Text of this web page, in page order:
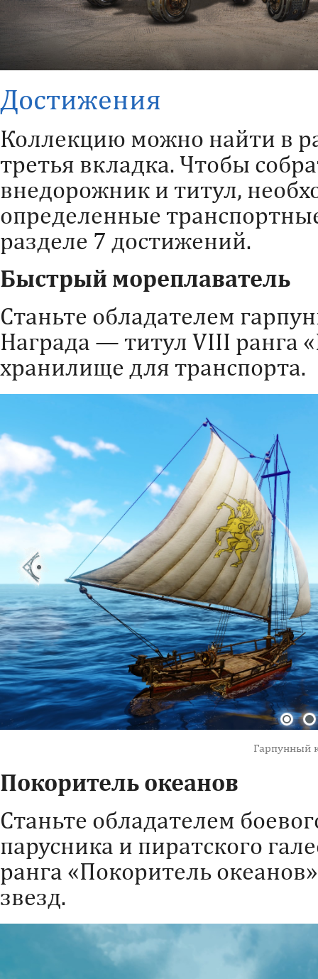
Достижения
Коллекцию можно найти в
третья вкладка. Чтобы
внедорожник и титул,
определенные
разделе 7 достижений.
Быстрый мореплаватель
Станьте обладателем
Награда — титул VIII ранга
хранилище для транспорта.
Гарпунный
Покоритель океанов
Станьте обладателем
парусника и пиратского
ранга «Покоритель
звезд.